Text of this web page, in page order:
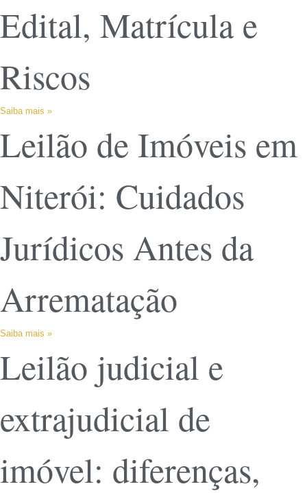
Edital, Matrícula e
Riscos
Saiba mais »
Leilão de Imóveis em
Niterói: Cuidados
Jurídicos Antes da
Arrematação
Saiba mais »
Leilão judicial e
extrajudicial de
imóvel: diferenças,